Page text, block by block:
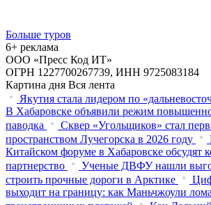
Больше туров
6+ реклама
ООО «Пресс Код ИТ»
ОГРН 1227700267739, ИНН 9725083184
Картина дня Вся лента
Якутия стала лидером по
В Хабаровске объявили режим
паводка
Сквер «Угольщиков» стал
пространством Лучегорска в 2026 году
Китайском форуме в Хабаровске обсудят
партнерство
Ученые ДВФУ нашли
строить прочные дороги в Арктике
выходит на границу: как Маньчжоули